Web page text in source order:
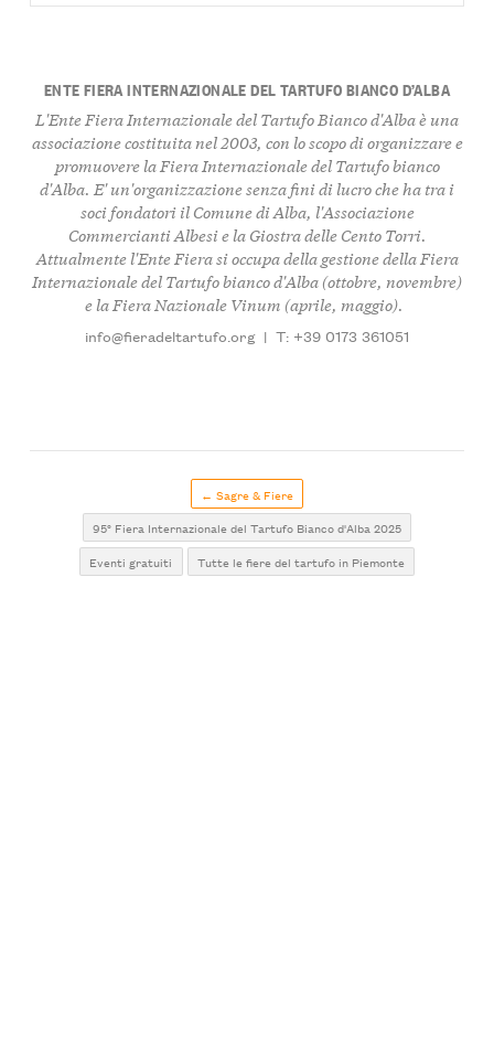
ENTE FIERA INTERNAZIONALE DEL TARTUFO BIANCO D’ALBA
L'Ente Fiera Internazionale del Tartufo Bianco d'Alba è una
associazione costituita nel 2003, con lo scopo di organizzare e
promuovere la Fiera Internazionale del Tartufo bianco
d'Alba. E' un'organizzazione senza fini di lucro che ha tra i
soci fondatori il Comune di Alba, l'Associazione
Commercianti Albesi e la Giostra delle Cento Torri.
Attualmente l'Ente Fiera si occupa della gestione della Fiera
Internazionale del Tartufo bianco d'Alba (ottobre, novembre)
e la Fiera Nazionale Vinum (aprile, maggio).
info@fieradeltartufo.org | T: +39 0173 361051
← Sagre & Fiere
95° Fiera Internazionale del Tartufo Bianco d'Alba 2025
Eventi gratuiti
Tutte le fiere del tartufo in Piemonte